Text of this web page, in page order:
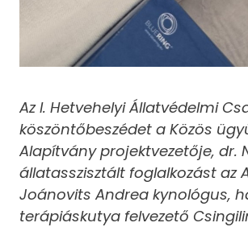
Az I. Hetvehelyi Állatvédelmi
köszöntőbeszédet a Közös
Alapítvány projektvezetője, dr.
állatasszisztált foglalkozást az
Joánovits Andrea kynológus,
terápiáskutya felvezető